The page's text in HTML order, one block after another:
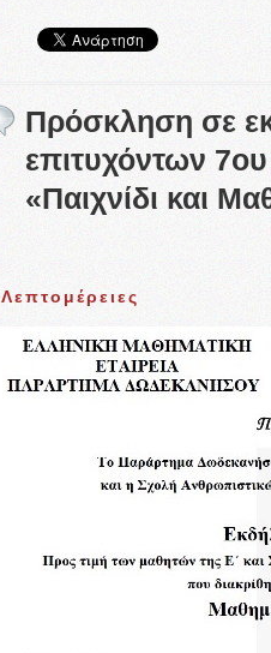
Πρόσκληση σε
επιτυχόντων
«Παιχνίδι και
Λεπτομέρειες